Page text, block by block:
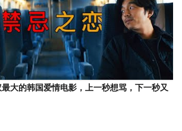
最大的韩国爱情电影，上一秒想骂，下一秒又